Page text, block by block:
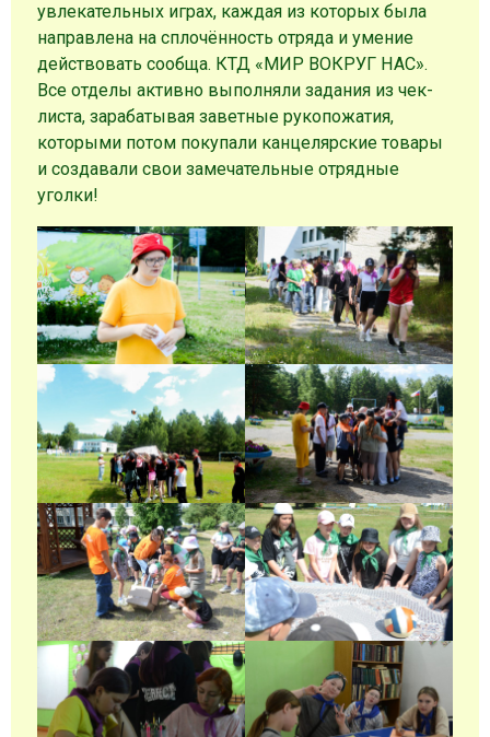
увлекательных играх, каждая из которых была
направлена на сплочённость отряда и умение
действовать сообща. КТД «МИР ВОКРУГ НАС».
Все отделы активно выполняли задания из чек-
листа, зарабатывая заветные рукопожатия,
которыми потом покупали канцелярские товары
и создавали свои замечательные отрядные
уголки!